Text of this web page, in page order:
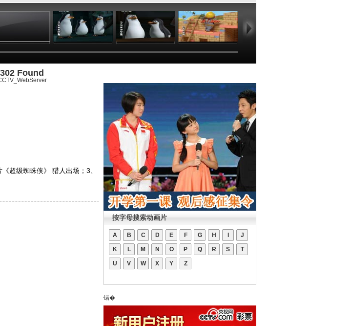
09:30 11:37 09:50 09:30
302 Found
超级蜘蛛侠》 猎人出场；3、
按字母搜索动画片
A B C D E F G H J
K L M N O P Q R S T
U V W X Y Z
锘�